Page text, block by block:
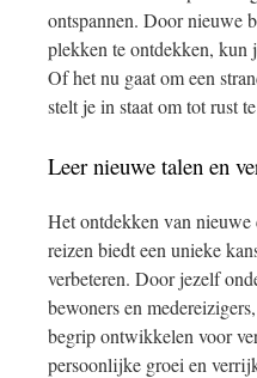
ontspannen. Door nieuwe
plekken te ontdekken, kun
Of het nu gaat om een
stelt je in staat om tot rust
Leer nieuwe talen en
Het ontdekken van nieuwe
reizen biedt een unieke
verbeteren. Door jezelf
bewoners en
begrip ontwikkelen voor
persoonlijke groei en